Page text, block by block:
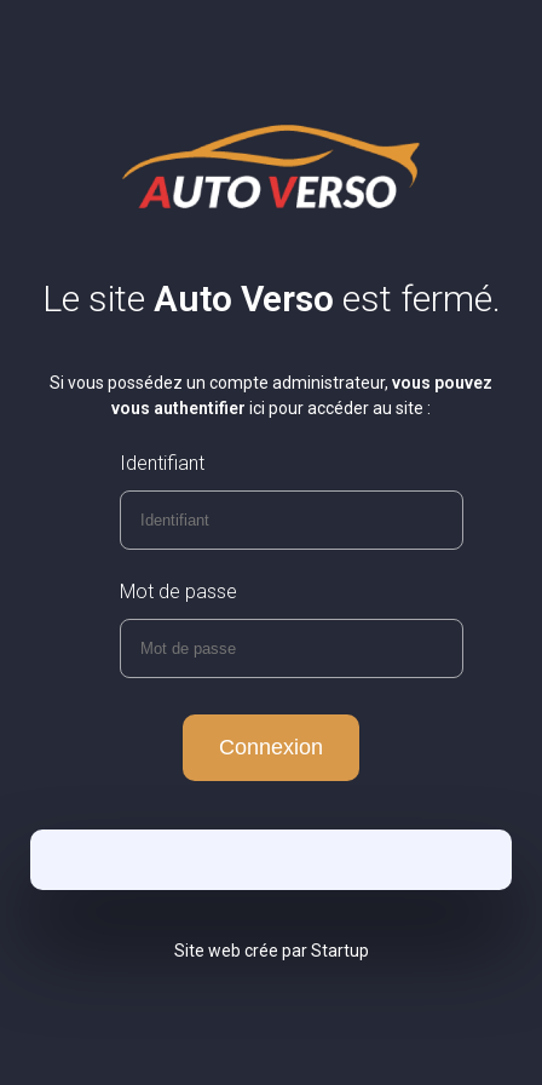
Le site Auto Verso est fermé.
Si vous possédez un compte administrateur, vous pouvez
vous authentifier ici pour accéder au site :
Identifiant
Mot de passe
Site web crée par Startup